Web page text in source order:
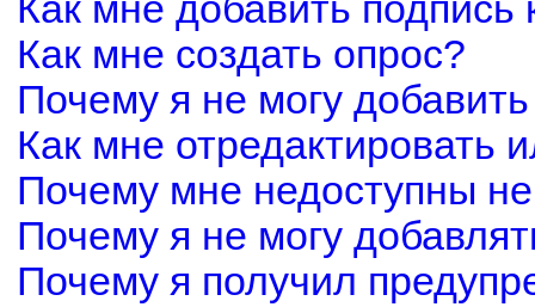
Как мне добавить
Как мне создать опрос?
Почему я не могу
Как мне отредактировать
Почему мне недоступны
Почему я не могу
Почему я получил